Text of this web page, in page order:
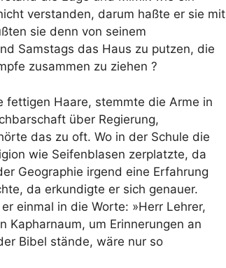
verstanden, darum haßte er sie mit
sie denn von seinem
Samstags das Haus zu putzen, die
zusammen zu ziehen ?
fettigen Haare, stemmte die Arme in
über Regierung,
das zu oft. Wo in der Schule die
wie Seifenblasen zerplatzte, da
Geographie irgend eine Erfahrung
da erkundigte er sich genauer.
einmal in die Worte: »Herr Lehrer,
Kapharnaum, um Erinnerungen an
Bibel stände, wäre nur so